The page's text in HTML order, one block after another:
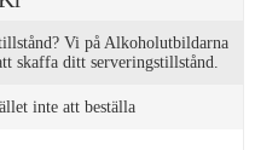
Vi på Alkoholutbildarna
skaffa ditt serveringstillstånd.
inte att beställa